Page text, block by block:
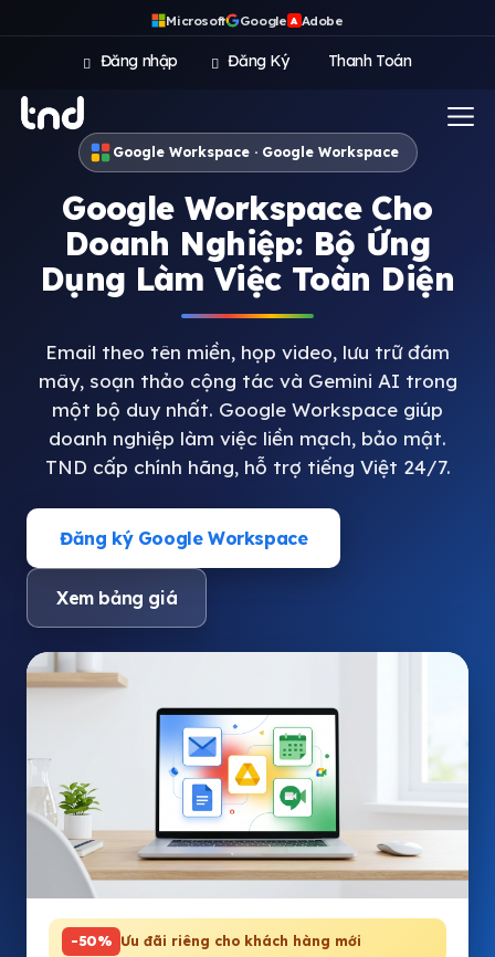
Microsoft Google A Adobe
Đăng nhập Đăng Ký Thanh Toán
Google Workspace · Google Workspace
Google Workspace Cho
Doanh Nghiệp: Bộ Ứng
Dụng Làm Việc Toàn Diện
Email theo tên miền, họp video, lưu trữ đám
mây, soạn thảo cộng tác và Gemini AI trong
một bộ duy nhất. Google Workspace giúp
doanh nghiệp làm việc liền mạch, bảo mật.
TND cấp chính hãng, hỗ trợ tiếng Việt 24/7.
Đăng ký Google Workspace
Xem bảng giá
-50% Ưu đãi riêng cho khách hàng mới